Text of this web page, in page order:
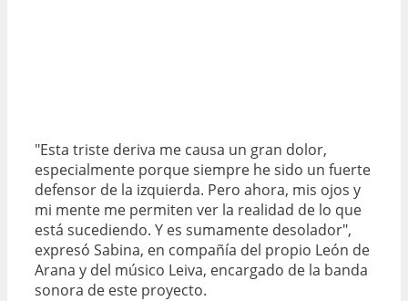
"Esta triste deriva me causa un gran dolor,
especialmente porque siempre he sido un fuerte
defensor de la izquierda. Pero ahora, mis ojos y
mi mente me permiten ver la realidad de lo que
está sucediendo. Y es sumamente desolador",
expresó Sabina, en compañía del propio León de
Arana y del músico Leiva, encargado de la banda
sonora de este proyecto.